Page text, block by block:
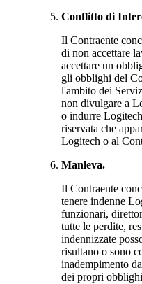
Conflitto di
Il Contraente
di non accettare
accettare un
gli obblighi del
l'ambito dei
non divulgare a
o indurre
riservata che
Logitech o al
Manleva.
Il Contraente
tenere indenne
funzionari,
tutte le perdite,
indennizzate
risultano o sono
inadempimento
dei propri